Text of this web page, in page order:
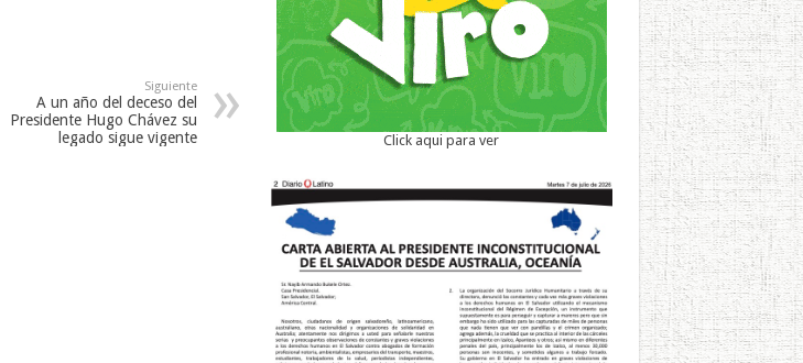
Siguiente
A un año del deceso del
Presidente Hugo Chávez su
legado sigue vigente
Click aqui para ver